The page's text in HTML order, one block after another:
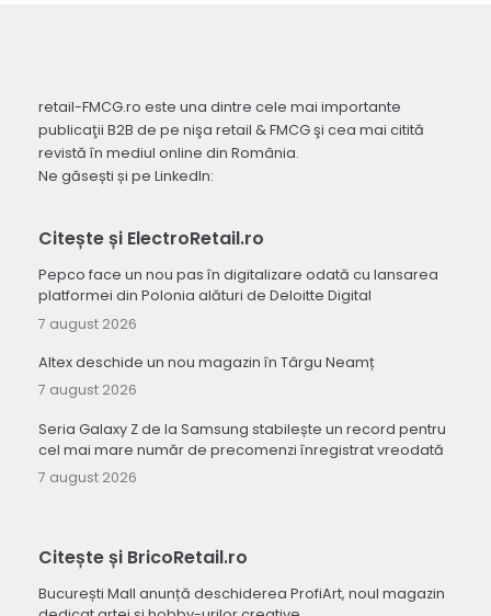
retail-FMCG.ro este una dintre cele mai importante
publicaţii B2B de pe nişa retail & FMCG şi cea mai citită
revistă în mediul online din România.
Ne găsești și pe LinkedIn:
Citește și ElectroRetail.ro
Pepco face un nou pas în digitalizare odată cu lansarea
platformei din Polonia alături de Deloitte Digital
7 august 2026
Altex deschide un nou magazin în Târgu Neamț
7 august 2026
Seria Galaxy Z de la Samsung stabilește un record pentru
cel mai mare număr de precomenzi înregistrat vreodată
7 august 2026
Citește și BricoRetail.ro
București Mall anunță deschiderea ProfiArt, noul magazin